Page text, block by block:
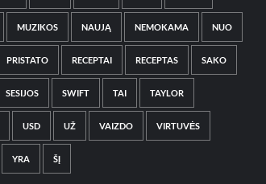
MUZIKOS NAUJĄ NEMOKAMA NUO
PRISTATO RECEPTAI RECEPTAS SAKO
SESIJOS SWIFT TAI TAYLOR
USD UŽ VAIZDO VIRTUVĖS
YRA ŠĮ